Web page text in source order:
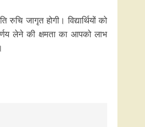
होगी। विद्यार्थियों को
लेने की क्षमता का आपको लाभ